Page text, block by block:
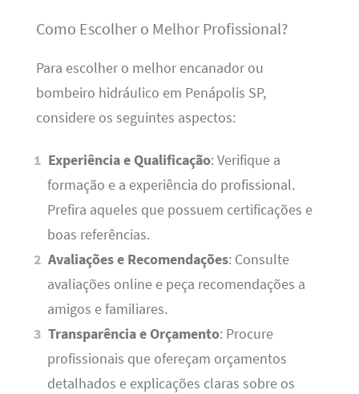
Como Escolher o Melhor Profissional?
Para escolher o melhor encanador ou
bombeiro hidráulico em Penápolis SP,
considere os seguintes aspectos:
Experiência e Qualificação: Verifique a
formação e a experiência do profissional.
Prefira aqueles que possuem certificações e
boas referências.
Avaliações e Recomendações: Consulte
avaliações online e peça recomendações a
amigos e familiares.
Transparência e Orçamento: Procure
profissionais que ofereçam orçamentos
detalhados e explicações claras sobre os